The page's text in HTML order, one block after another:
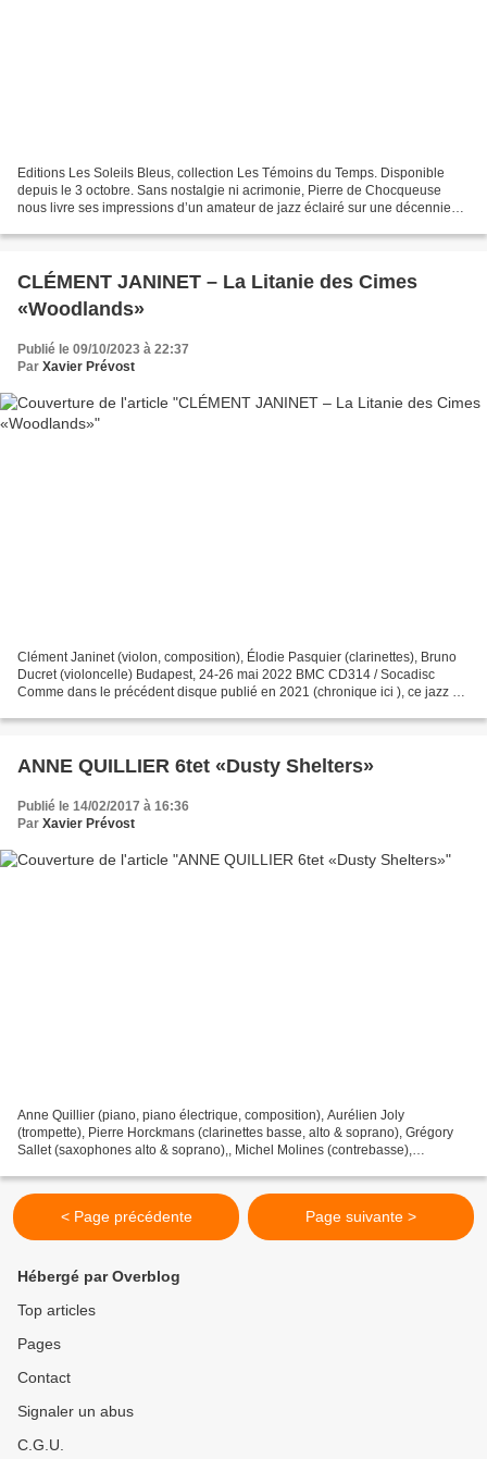
Editions Les Soleils Bleus, collection Les Témoins du Temps. Disponible
depuis le 3 octobre. Sans nostalgie ni acrimonie, Pierre de Chocqueuse
nous livre ses impressions d’un amateur de jazz éclairé sur une décennie
CLÉMENT JANINET – La Litanie des Cimes
«Woodlands»
Publié le 09/10/2023 à 22:37
Par Xavier Prévost
Clément Janinet (violon, composition), Élodie Pasquier (clarinettes), Bruno
Ducret (violoncelle) Budapest, 24-26 mai 2022 BMC CD314 / Socadisc
Comme dans le précédent disque publié en 2021 (chronique ici ), ce jazz un
ANNE QUILLIER 6tet «Dusty Shelters»
Publié le 14/02/2017 à 16:36
Par Xavier Prévost
Anne Quillier (piano, piano électrique, composition), Aurélien Joly
(trompette), Pierre Horckmans (clarinettes basse, alto & soprano), Grégory
Sallet (saxophones alto & soprano),, Michel Molines (contrebasse),
< Page précédente Page suivante >
Hébergé par Overblog
Top articles
Pages
Contact
Signaler un abus
C.G.U.